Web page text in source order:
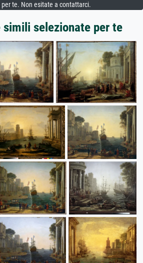
te. Non esitate a contattarci.
simili selezionate per te